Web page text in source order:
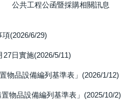
公共工程公函暨採購相關訊息
(2026/6/29)
日實施(2026/5/11)
物品設備編列基準表」(2026/1/12)
物品設備編列基準表」(2025/10/2)